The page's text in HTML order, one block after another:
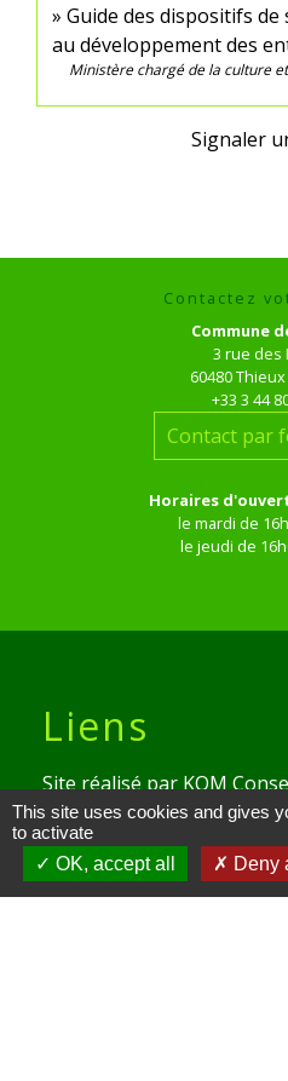
Guide des dispositifs
au développement des
Ministère chargé de la culture
Signaler
Contactez
Commune
3 rue des
60480 Thieux
+33 3 44
Contact par
Horaires
le mardi de
le jeudi de
Liens
Site réalisé par KOM
Oise mobilité
Service Public
This site uses cookies and gives
to activate
OK, accept all
Deny